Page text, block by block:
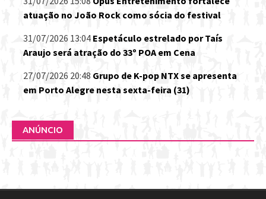
atuação no João Rock como sócia do festival
31/07/2026 13:04 Espetáculo estrelado por Taís
Araujo será atração do 33º POA em Cena
27/07/2026 20:48 Grupo de K-pop NTX se apresenta
em Porto Alegre nesta sexta-feira (31)
ANÚNCIO